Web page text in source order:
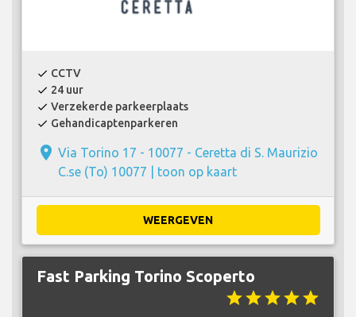
check CCTV
check 24 uur
check Verzekerde parkeerplaats
check Gehandicaptenparkeren
place Via Torino 17 - 10077 - Ceretta di S. Maurizio
C.se (To) 10077 | toon op kaart
WEERGEVEN
Fast Parking Torino Scoperto
starstarstarstarstar